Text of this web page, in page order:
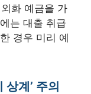
화 예금을 가
는 대출 취급
경우 미리 예
상계’ 주의